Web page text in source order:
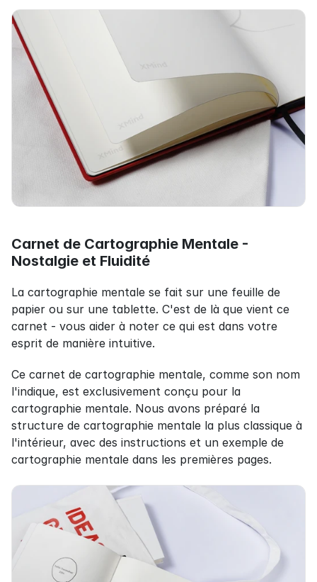
Carnet de Cartographie Mentale -
Nostalgie et Fluidité
La cartographie mentale se fait sur une feuille de
papier ou sur une tablette. C'est de là que vient ce
carnet - vous aider à noter ce qui est dans votre
esprit de manière intuitive.
Ce carnet de cartographie mentale, comme son nom
l'indique, est exclusivement conçu pour la
cartographie mentale. Nous avons préparé la
structure de cartographie mentale la plus classique à
l'intérieur, avec des instructions et un exemple de
cartographie mentale dans les premières pages.